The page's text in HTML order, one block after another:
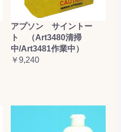
アプソン サイントー
ト （Art3480清掃
中/Art3481作業中）
￥9,240